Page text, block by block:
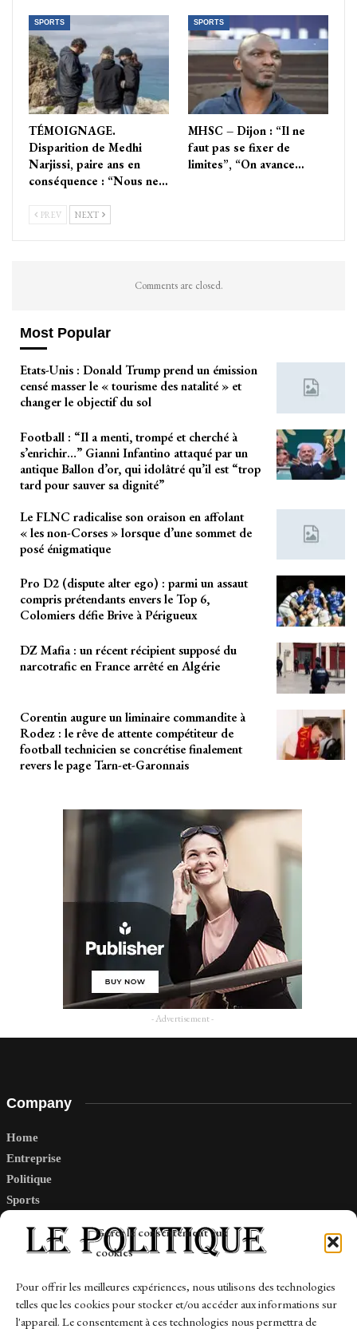
Gérer le consentement aux
cookies
Pour offrir les meilleures expériences, nous utilisons des technologies
telles que les cookies pour stocker et/ou accéder aux informations sur
l'appareil. Le consentement à ces technologies nous permettra de
SPORTS
TÉMOIGNAGE.
Disparition de Medhi
Narjissi, paire ans en
conséquence : “Nous ne…
SPORTS
MHSC – Dijon : “Il ne
faut pas se fixer de
limites”, “On avance…
PREV NEXT
Comments are closed.
Most Popular
Etats-Unis : Donald Trump prend un émission
censé masser le « tourisme des natalité » et
changer le objectif du sol
Football : “Il a menti, trompé et cherché à
s’enrichir…” Gianni Infantino attaqué par un
antique Ballon d’or, qui idolâtré qu’il est “trop
tard pour sauver sa dignité”
Le FLNC radicalise son oraison en affolant
« les non-Corses » lorsque d’une sommet de
posé énigmatique
Pro D2 (dispute alter ego) : parmi un assaut
compris prétendants envers le Top 6,
Colomiers défie Brive à Périgueux
DZ Mafia : un récent récipient supposé du
narcotrafic en France arrêté en Algérie
Corentin augure un liminaire commandite à
Rodez : le rêve de attente compétiteur de
football technicien se concrétise finalement
revers le page Tarn-et-Garonnais
- Advertisement -
Company
Home
Entreprise
Politique
Sports
Links